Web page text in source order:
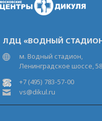
ЛДЦ «ВОДНЫЙ
м. Водный стадион,
Ленинградское шоссе,
+7 (495) 783-57-00
vs@dikul.ru